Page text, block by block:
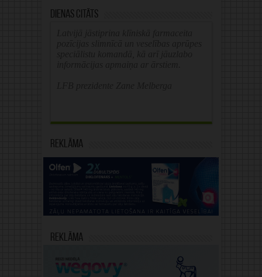
Dienas citāts
Reklāma
Reklāma